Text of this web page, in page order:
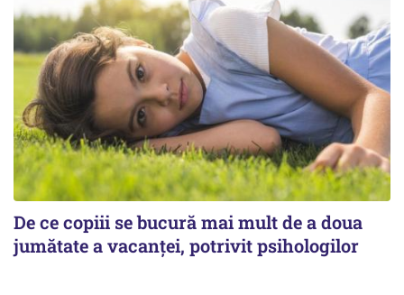
De ce copiii se bucură mai mult de a doua
jumătate a vacanței, potrivit psihologilor